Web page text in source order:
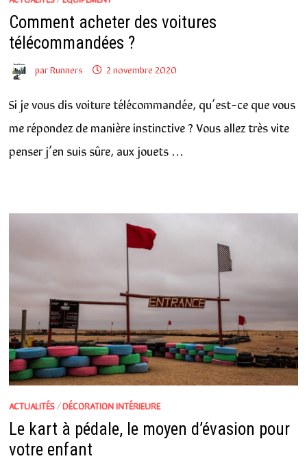
Comment acheter des voitures
télécommandées ?
parRunners 2 novembre 2020
Si je vous dis voiture télécommandée, qu’est-ce que vous
me répondez de manière instinctive ? Vous allez très vite
penser j’en suis sûre, aux jouets …
ACTUALITÉS/DÉCORATION INTÉRIEURE
Le kart à pédale, le moyen d’évasion pour
votre enfant